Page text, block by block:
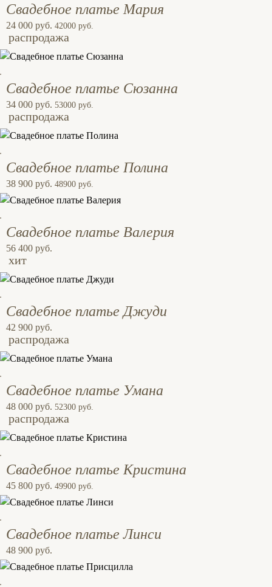
Свадебное платье Мария
24 000 руб. 42000 руб.
распродажа
Свадебное платье Сюзанна
34 000 руб. 53000 руб.
распродажа
Свадебное платье Полина
38 900 руб. 48900 руб.
Свадебное платье Валерия
56 400 руб.
хит
Свадебное платье Джуди
42 900 руб.
распродажа
Свадебное платье Умана
48 000 руб. 52300 руб.
распродажа
Свадебное платье Кристина
45 800 руб. 49900 руб.
Свадебное платье Линси
48 900 руб.